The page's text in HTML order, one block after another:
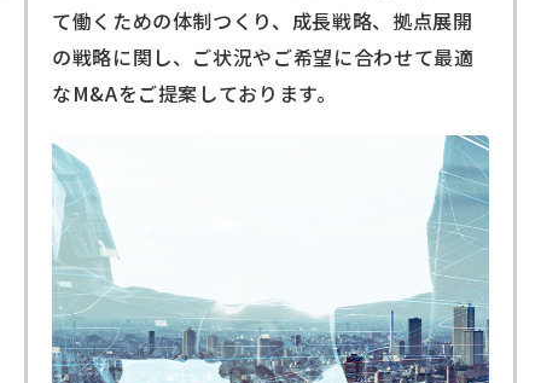
て働くための体制つくり、成長戦略、拠点展開
の戦略に関し、ご状況やご希望に合わせて最適
なM&Aをご提案しております。